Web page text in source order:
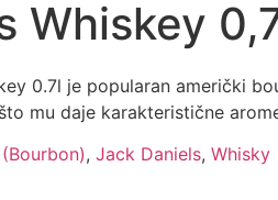
Whiskey
0.7l je popularan američki
mu daje karakteristične
, Jack Daniels, Whisky